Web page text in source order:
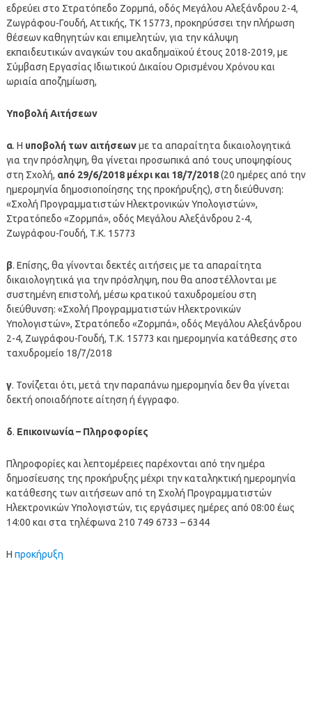
εδρεύει στο Στρατόπεδο Ζορμπά, οδός Μεγάλου Αλεξάνδρου 2-4,
Ζωγράφου-Γουδή, Αττικής, ΤΚ 15773, προκηρύσσει την πλήρωση
θέσεων καθηγητών και επιμελητών, για την κάλυψη
εκπαιδευτικών αναγκών του ακαδημαϊκού έτους 2018-2019, με
Σύμβαση Εργασίας Ιδιωτικού Δικαίου Ορισμένου Χρόνου και
ωριαία αποζημίωση,
Υποβολή Αιτήσεων
α. Η υποβολή των αιτήσεωνμε τα απαραίτητα δικαιολογητικά
για την πρόσληψη, θα γίνεται προσωπικά από τους υποψηφίους
στη Σχολή, από 29/6/2018 μέχρι και 18/7/2018(20 ημέρες από την
ημερομηνία δημοσιοποίησης της προκήρυξης), στη διεύθυνση:
«Σχολή Προγραμματιστών Ηλεκτρονικών Υπολογιστών»,
Στρατόπεδο «Zορμπά», οδός Μεγάλου Αλεξάνδρου 2-4,
Ζωγράφου-Γουδή, Τ.Κ. 15773
β. Επίσης, θα γίνονται δεκτές αιτήσεις με τα απαραίτητα
δικαιολογητικά για την πρόσληψη, που θα αποστέλλονται με
συστημένη επιστολή, μέσω κρατικού ταχυδρομείου στη
διεύθυνση: «Σχολή Προγραμματιστών Ηλεκτρονικών
Υπολογιστών», Στρατόπεδο «Zορμπά», οδός Μεγάλου Αλεξάνδρου
2-4, Ζωγράφου-Γουδή, Τ.Κ. 15773 και ημερομηνία κατάθεσης στο
ταχυδρομείο 18/7/2018
γ. Τονίζεται ότι, μετά την παραπάνω ημερομηνία δεν θα γίνεται
δεκτή οποιαδήποτε αίτηση ή έγγραφο.
δ. Επικοινωνία – Πληροφορίες
Πληροφορίες και λεπτομέρειες παρέχονται από την ημέρα
δημοσίευσης της προκήρυξης μέχρι την καταληκτική ημερομηνία
κατάθεσης των αιτήσεων από τη Σχολή Προγραμματιστών
Ηλεκτρονικών Υπολογιστών, τις εργάσιμες ημέρες από 08:00 έως
14:00 και στα τηλέφωνα 210 749 6733 – 6344
Η προκήρυξη